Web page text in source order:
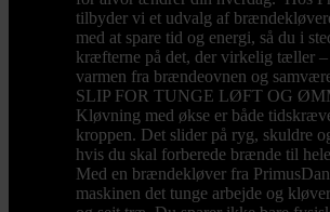
tilbyder vi et udvalg af
med at spare tid og energi, så du i
kræfterne på det, der virkelig tæller –
varmen fra brændeovnen og
SLIP FOR TUNGE LØFT OG
Kløvning med økse er både
kroppen. Det slider på ryg, skuldre
hvis du skal forberede brænde til
Med en brændekløver fra
maskinen det tunge arbejde og